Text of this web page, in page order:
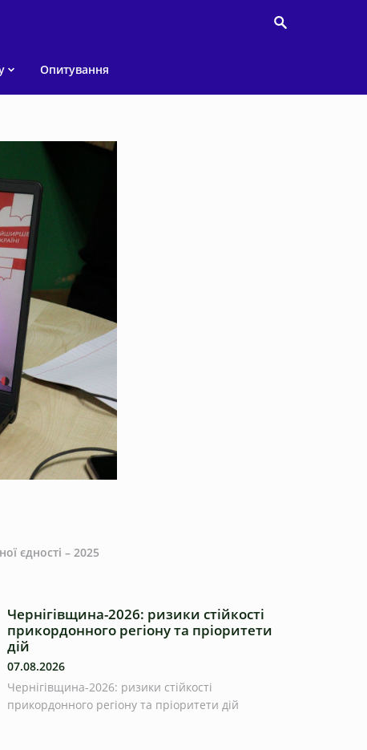
Опитування
єдності – 2025
Чернігівщина-2026: ризики стійкості
прикордонного регіону та пріоритети
дій
07.08.2026
Чернігівщина-2026: ризики стійкості
прикордонного регіону та пріоритети дій